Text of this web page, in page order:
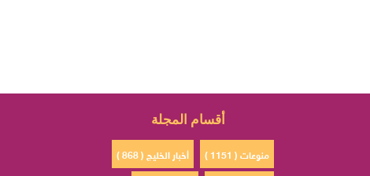
أقسام المجلة
أخبار الخليج ( 868 )
منوعات ( 1151 )